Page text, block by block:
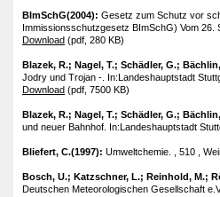
BImSchG(2004): Gesetz zum Schutz vor
Immissionsschutzgesetz BImSchG) Vom 26.
Download (pdf, 280 KB)
Blazek, R.; Nagel, T.; Schädler, G.;
Jodry und Trojan -. In:Landeshauptstadt
Download (pdf, 7500 KB)
Blazek, R.; Nagel, T.; Schädler, G.;
und neuer Bahnhof. In:Landeshauptstadt
Bliefert, C.(1997): Umweltchemie. , 510 ,
Bosch, U.; Katzschner, L.; Reinhold, M.;
Deutschen Meteorologischen Gesellschaft